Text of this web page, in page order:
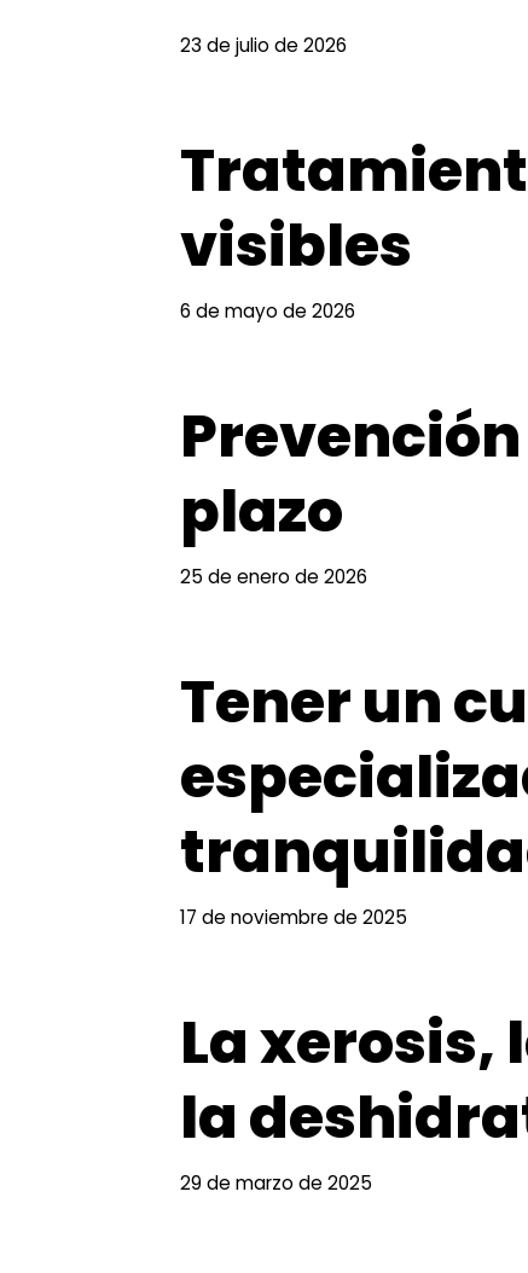
23 de julio de 2026
visibles
6 de mayo de 2026
plazo
25 de enero de 2026
Tener un
17 de noviembre de 2025
La xerosis,
la
29 de marzo de 2025